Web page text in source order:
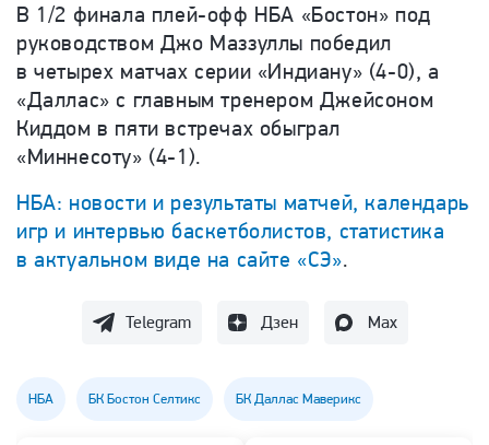
В 1/2 финала плей-офф НБА «Бостон» под
руководством Джо Маззуллы победил
в четырех матчах серии «Индиану» (4-0), а
«Даллас» с главным тренером Джейсоном
Киддомв пяти встречах обыграл
«Миннесоту» (4-1).
НБА: новости и результаты матчей, календарь
игр и интервью баскетболистов, статистика
в актуальном виде на сайте «СЭ».
Telegram Дзен Max
НБА БК Бостон Селтикс БК Даллас Маверикс